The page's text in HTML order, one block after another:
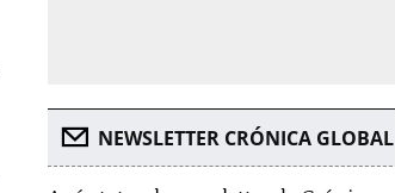
NEWSLETTER CRÓNICA GLOBAL